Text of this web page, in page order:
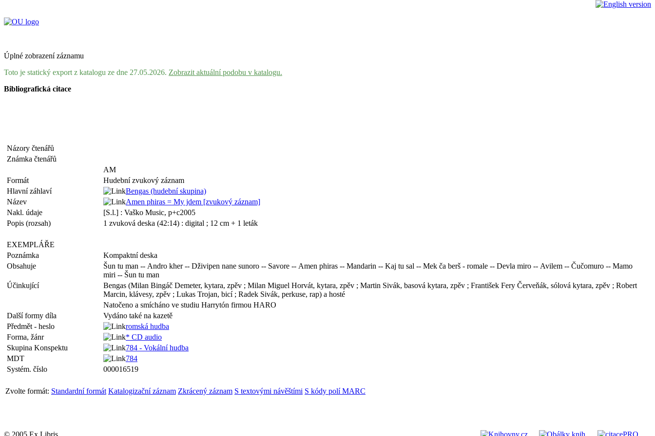
Úplné zobrazení záznamu
Toto je statický export z katalogu ze dne 27.05.2026. Zobrazit aktuální podobu v katalogu.
Bibliografická citace
Názory čtenářů
Známka čtenářů
AM
Formát
Hudební zvukový záznam
Hlavní záhlaví
Bengas (hudební skupina)
Název
Amen phiras = My jdem [zvukový záznam]
Nakl. údaje
[S.l.] : Vaško Music, p+c2005
Popis (rozsah)
1 zvuková deska (42:14) : digital ; 12 cm + 1 leták
EXEMPLÁŘE
Poznámka
Kompaktní deska
Obsahuje
Šun tu man -- Andro kher -- Dživipen nane sunoro -- Savore -- Amen phiras -- Mandarin -- Kaj tu sal -- Mek ča berš - romale -- Devla miro -- Avilem -- Čučomuro -- Mamo
miri -- Šun tu man
Účinkující
Bengas (Milan Bingáč Demeter, kytara, zpěv ; Milan Miguel Horvát, kytara, zpěv ; Martin Sivák, basová kytara, zpěv ; František Fery Červeňák, sólová kytara, zpěv ; Robert
Marcin, klávesy, zpěv ; Lukas Trojan, bicí ; Radek Sivák, perkuse, rap) a hosté
Natočeno a smícháno ve studiu Harrytón firmou HARO
Další formy díla
Vydáno také na kazetě
Předmět - heslo
romská hudba
Forma, žánr
* CD audio
Skupina Konspektu
784 - Vokální hudba
MDT
784
Systém. číslo
000016519
Zvolte formát: Standardní formát Katalogizační záznam Zkrácený záznam S textovými návěštími S kódy polí MARC
© 2005 Ex Libris